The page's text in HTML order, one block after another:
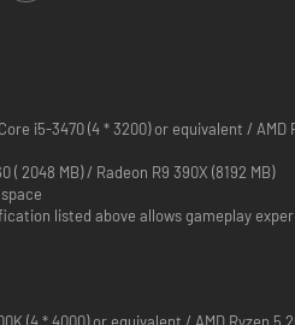
com até três amigos no modo
i5-3470 (4 * 3200) or equivalent / AMD
( 2048 MB) / Radeon R9 390X (8192 MB)
listed above allows gameplay
(4 * 4000) or equivalent / AMD Ryzen 5